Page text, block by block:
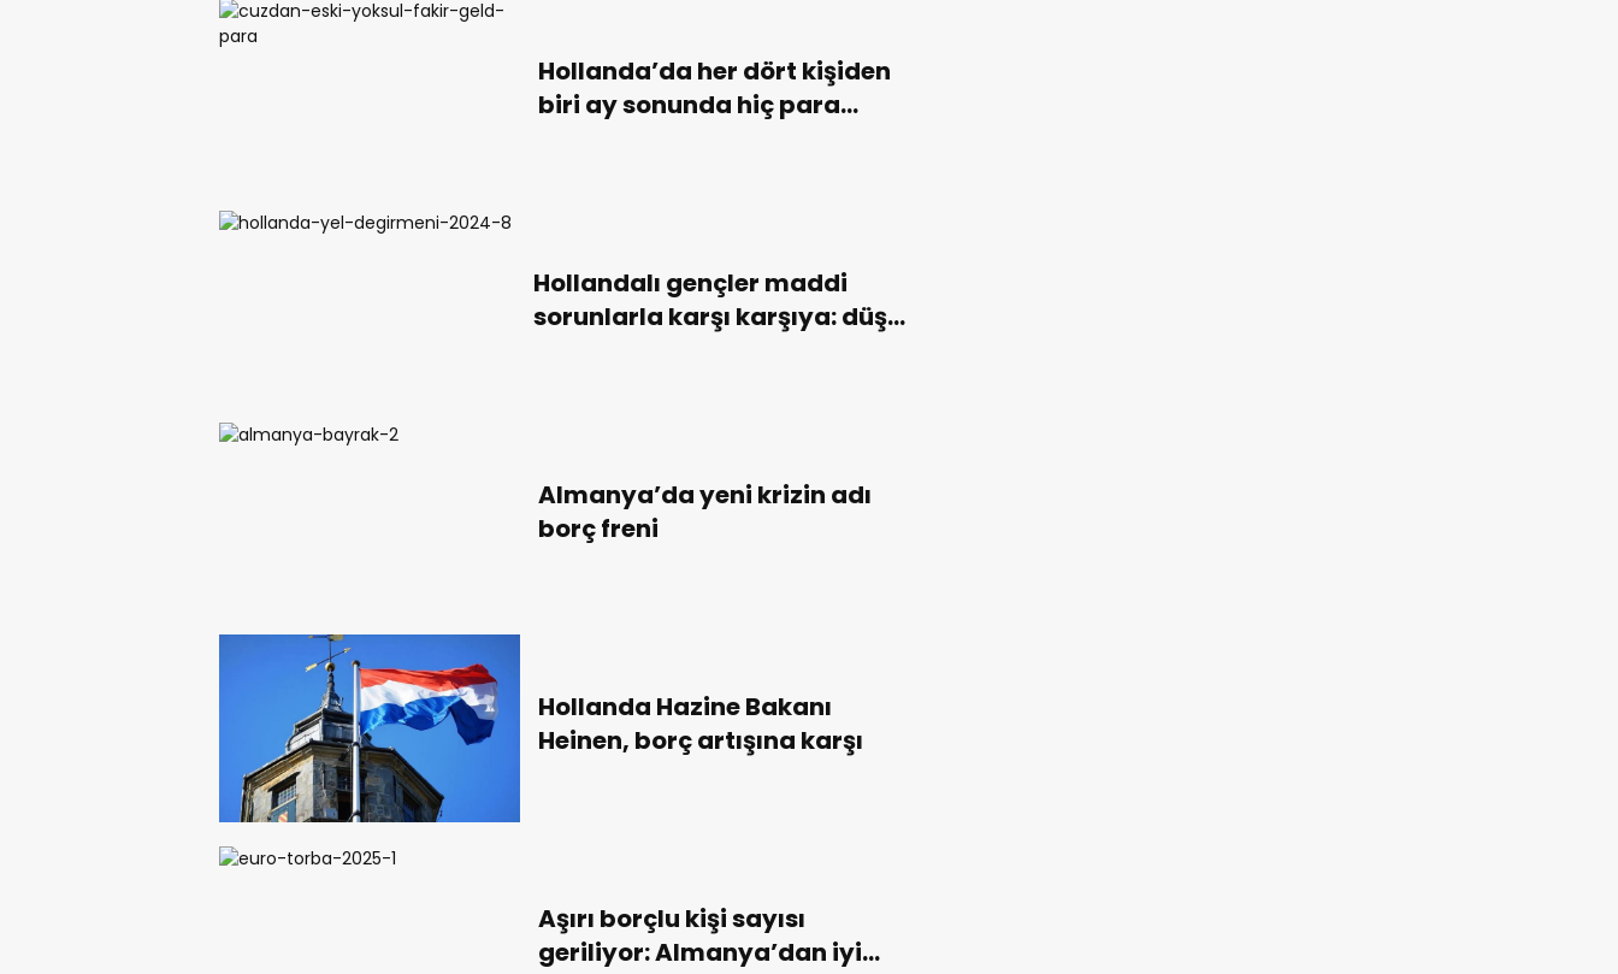
Hollanda’da her dört kişiden
biri ay sonunda hiç para
Hollandalı gençler maddi
sorunlarla karşı karşıya: düşük
Almanya’da yeni krizin adı
borç freni
Hollanda Hazine Bakanı
Heinen, borç artışına karşı
Aşırı borçlu kişi sayısı
geriliyor: Almanya’dan iyi